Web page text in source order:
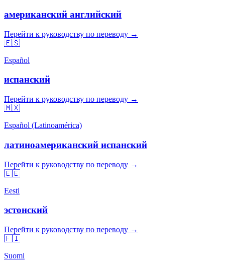
американский английский
Перейти к руководству по переводу →
🇪🇸
Español
испанский
Перейти к руководству по переводу →
🇲🇽
Español (Latinoamérica)
латиноамериканский испанский
Перейти к руководству по переводу →
🇪🇪
Eesti
эстонский
Перейти к руководству по переводу →
🇫🇮
Suomi